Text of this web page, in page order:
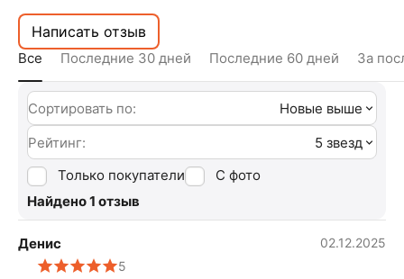
Написать отзыв
Все Последние 30 дней Последние 60 дней За
Сортировать по:
Новые выше
Рейтинг:
5 звезд
Только покупатели
С фото
Найдено 1 отзыв
Денис
02.12.2025
5